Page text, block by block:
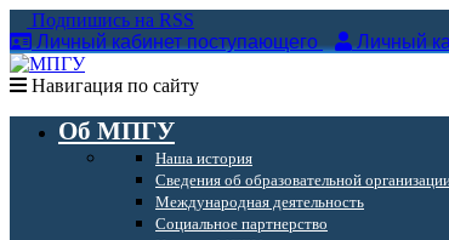
Подпишись на RSS
Личный кабинет поступающего
Личный
Навигация по сайту
Об МПГУ
Наша история
Сведения об образовательной
Международная деятельность
Социальное партнерство